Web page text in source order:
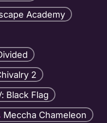
Academy
2
Black Flag
Meccha Chameleon